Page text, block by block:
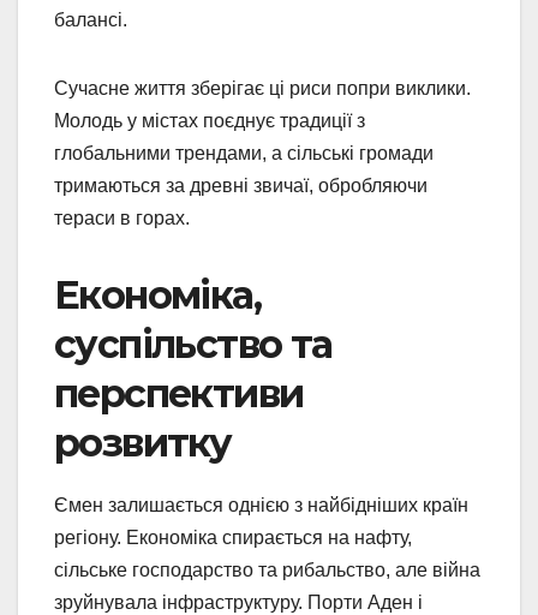
балансі.
Сучасне життя зберігає ці риси попри виклики.
Молодь у містах поєднує традиції з
глобальними трендами, а сільські громади
тримаються за древні звичаї, обробляючи
тераси в горах.
Економіка,
суспільство та
перспективи
розвитку
Ємен залишається однією з найбідніших країн
регіону. Економіка спирається на нафту,
сільське господарство та рибальство, але війна
зруйнувала інфраструктуру. Порти Аден і